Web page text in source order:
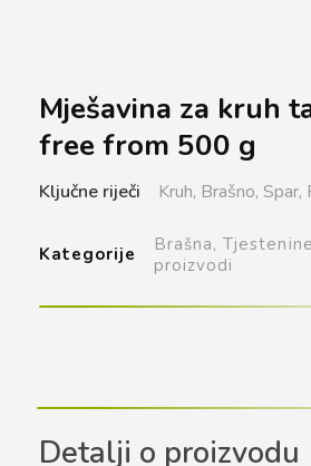
Mješavina za kruh
free from 500 g
Ključne riječi Kruh, Brašno, Spar,
Kategorije Brašna,
proizvodi
Detalji o proizvodu